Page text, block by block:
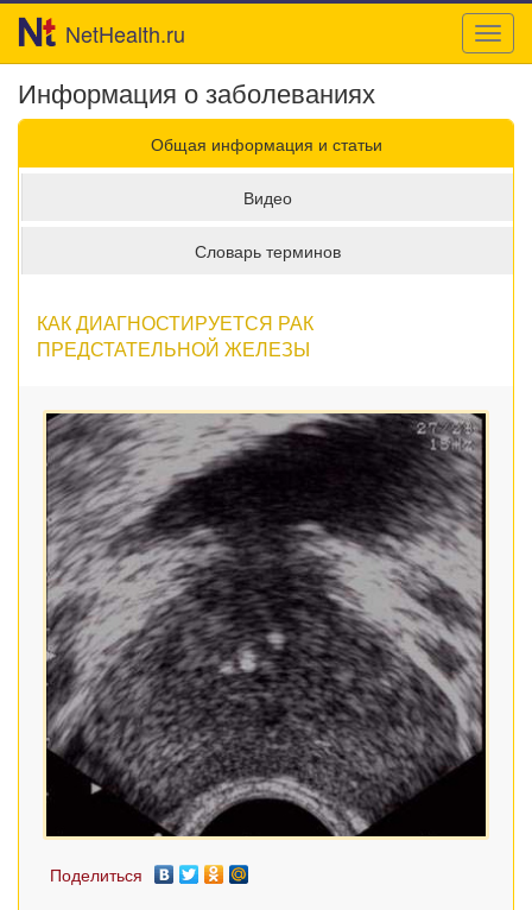
NetHealth.ru
Информация о заболеваниях
Общая информация и статьи
Видео
Словарь терминов
КАК ДИАГНОСТИРУЕТСЯ РАК
ПРЕДСТАТЕЛЬНОЙ ЖЕЛЕЗЫ
Поделиться